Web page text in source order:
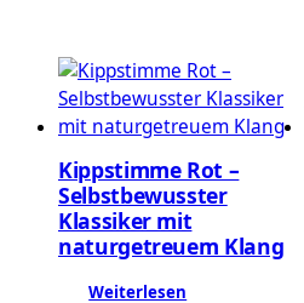
Kippstimme Rot –
Selbstbewusster
Klassiker mit
naturgetreuem Klang
Weiterlesen